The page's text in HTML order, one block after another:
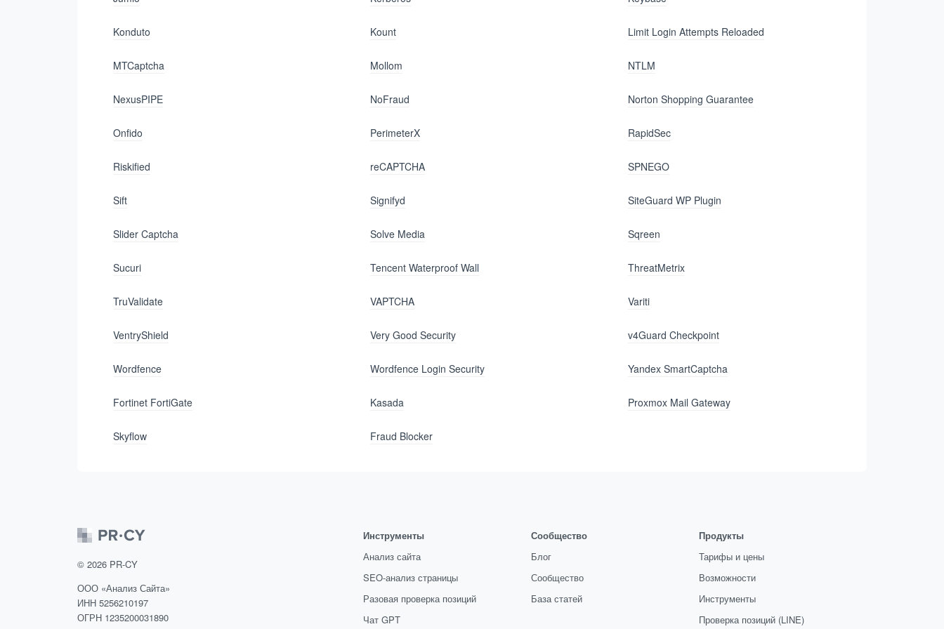
Konduto Kount Limit Login Attempts Reloaded
MTCaptcha Mollom NTLM
NexusPIPE NoFraud Norton Shopping Guarantee
Onfido PerimeterX RapidSec
Riskified reCAPTCHA SPNEGO
Sift Signifyd SiteGuard WP Plugin
Slider Captcha Solve Media Sqreen
Sucuri Tencent Waterproof Wall ThreatMetrix
TruValidate VAPTCHA Variti
VentryShield Very Good Security v4Guard Checkpoint
Wordfence Wordfence Login Security Yandex SmartCaptcha
Fortinet FortiGate Kasada Proxmox Mail Gateway
Skyflow Fraud Blocker
© 2026 PR-CY
ООО «Анализ Сайта»
ИНН 5256210197
ОГРН 1235200031890
Инструменты
Анализ сайта
SEO-анализ страницы
Разовая проверка позиций
Чат GPT
Сообщество
Блог
Сообщество
База статей
Продукты
Тарифы и цены
Возможности
Инструменты
Проверка позиций (LINE)